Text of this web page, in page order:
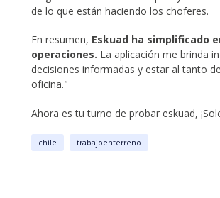
de lo que están haciendo los choferes.
En resumen, Eskuad ha simplificado
operaciones. La aplicación me brinda
decisiones informadas y estar al tanto
oficina."
Ahora es tu turno de probar eskuad,
chile trabajoenterreno